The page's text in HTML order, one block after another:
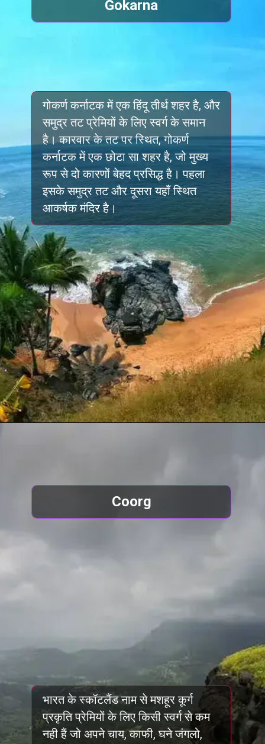
Gokarna
गोकर्ण कर्नाटक में एक हिंदू तीर्थ शहर है, और
समुद्र तट प्रेमियों के लिए स्वर्ग के समान
है। कारवार के तट पर स्थित, गोकर्ण
कर्नाटक में एक छोटा सा शहर है, जो मुख्य
रूप से दो कारणों बेहद प्रसिद्ध है। पहला
इसके समुद्र तट और दूसरा यहाँ स्थित
आकर्षक मंदिर है।
Coorg
भारत के स्कॉटलैंड नाम से मशहूर कूर्ग
प्रकृति प्रेमियों के लिए किसी स्वर्ग से कम
नही हैं जो अपने चाय, काफी, घने जंगलो,